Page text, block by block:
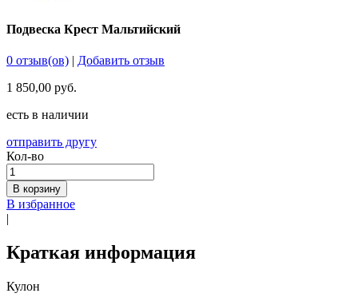
Подвеска Крест Мальтийский
0 отзыв(ов) | Добавить отзыв
1 850,00 руб.
есть в наличии
отправить другу
Кол-во
В корзину
В избранное
|
Краткая информация
Кулон